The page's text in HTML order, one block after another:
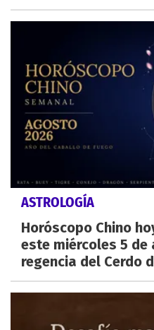
ASTROLOGÍA
Horóscopo Chino
este miércoles 5
regencia del Cerdo